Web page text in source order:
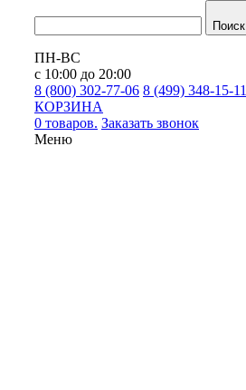
Поиск
ПН-ВС
с 10:00 до 20:00
8 (800) 302-77-06 8 (499) 348-15-11
КОРЗИНА
0 товаров. Заказать звонок
Меню